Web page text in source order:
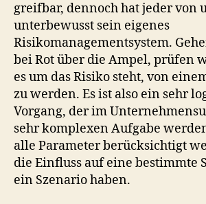
greifbar, dennoch hat jeder von
unterbewusst sein eigenes
Risikomanagementsystem.
bei Rot über die Ampel, prüfen
es um das Risiko steht, von
zu werden. Es ist also ein sehr
Vorgang, der im
sehr komplexen Aufgabe
alle Parameter berücksichtigt
die Einfluss auf eine bestimmte
ein Szenario haben.